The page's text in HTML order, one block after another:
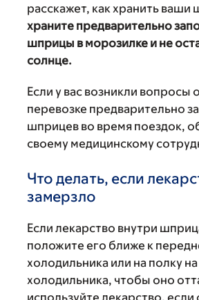
расскажет, как хранить
храните предварительно
шприцы в морозилке и не
солнце.
Если у вас возникли вопросы
перевозке предварительно
шприцев во время поездок,
своему медицинскому
Что делать, если
замерзло
Если лекарство внутри
положите его ближе к
холодильника или на полку
холодильника, чтобы оно
используйте лекарство,